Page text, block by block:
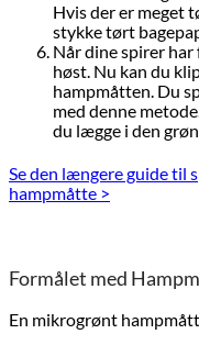
Hvis der er meget
stykke tørt
Når dine spirer har
høst. Nu kan du
hampmåtten. Du
med denne
du lægge i den
Se den længere guide til
hampmåtte >
Formålet med
En mikrogrønt